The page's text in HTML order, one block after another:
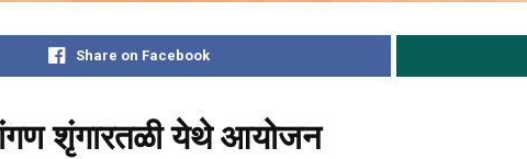
Share on Facebook
शृंगारतळी येथे आयोजन